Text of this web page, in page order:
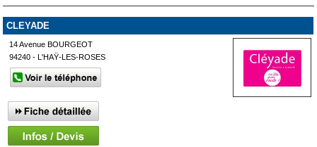
CLEYADE
14 Avenue BOURGEOT
94240 - L'HAŸ-LES-ROSES